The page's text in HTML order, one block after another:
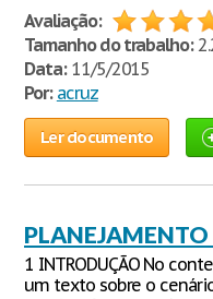
Avaliação:
Tamanho do trabalho:
Data:11/5/2015
Por: acruz
Ler documento
PLANEJAMENTO
1 INTRODUÇÃO No
um texto sobre o